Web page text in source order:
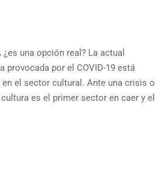
¿es una opción real? La actual
por el COVID-19 está
el sector cultural. Ante una crisis o
es el primer sector en caer y el